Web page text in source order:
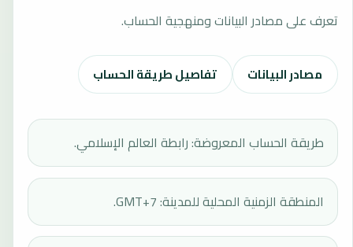
تعرف على مصادر البيانات ومنهجية الحساب.
مصادر البيانات تفاصيل طريقة الحساب
طريقة الحساب المعروضة: رابطة العالم الإسلامي.
المنطقة الزمنية المحلية للمدينة: GMT+7.